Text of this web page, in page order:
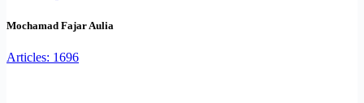
Mochamad Fajar Aulia
Articles: 1696